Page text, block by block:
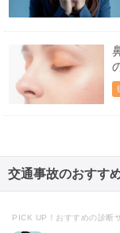
交通事故のおすす
PICK UP！おすすめの診断